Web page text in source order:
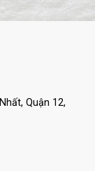
Quận 12,